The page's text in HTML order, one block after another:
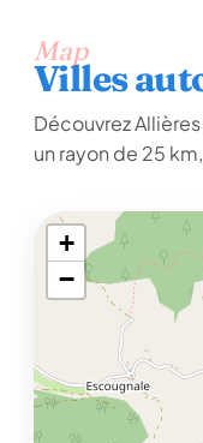
Map
Villes
Découvrez
un rayon de 25
+
−